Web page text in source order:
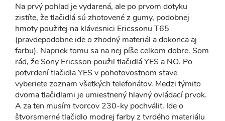
Na prvý pohľad je vydarená, ale po prvom dotyku
zistíte, že tlačidlá sú zhotovené z gumy, podobnej
hmoty použitej na klávesnici Ericssonu T65
(pravdepodobne ide o zhodný materiál a dokonca aj
farbu). Napriek tomu sa na nej píše celkom dobre. Som
rád, že Sony Ericsson použil tlačidlá YES a NO. Po
potvrdení tlačidla YES v pohotovostnom stave
vyberiete zoznam všetkých telefonátov. Medzi týmito
dvoma tlačidlami je umiestnený hlavný ovládací prvok.
A za ten musím tvorcov 230-ky pochváliť. Ide o
štvorsmerné tlačidlo modrej farby z tvrdého materiálu